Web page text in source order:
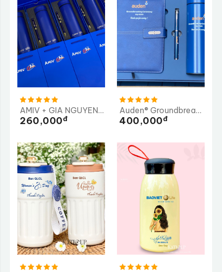
AMIV + GIA NGUYEN ME CO.,LTD ( GN )
260,000Đ
Auden® Groundbreaking Ceremony
400,000Đ